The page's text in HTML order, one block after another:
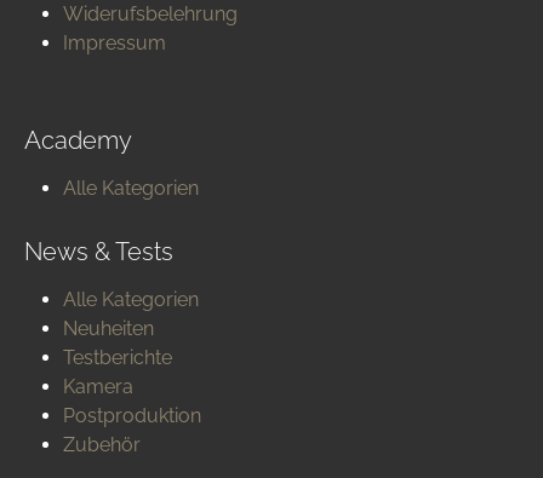
Widerufsbelehrung
Impressum
Academy
Alle Kategorien
News & Tests
Alle Kategorien
Neuheiten
Testberichte
Kamera
Postproduktion
Zubehör